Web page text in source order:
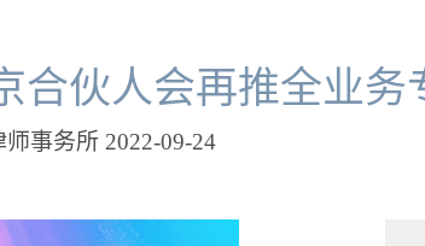
合伙人会再推全业务
事务所 2022-09-24